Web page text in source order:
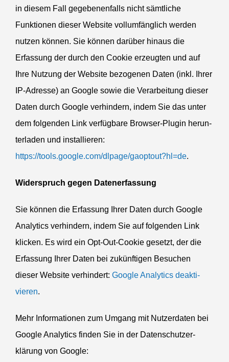
in diesem Fall gegebe­nen­falls nicht sämtliche
Funktionen dieser Website vollum­fänglich werden
nutzen können. Sie können darüber hinaus die
Erfassung der durch den Cookie erzeugten und auf
Ihre Nutzung der Website bezogenen Daten (inkl. Ihrer
IP-Adresse) an Google sowie die Verar­beitung dieser
Daten durch Google verhindern, indem Sie das unter
dem folgenden Link verfügbare Browser-Plugin herun­
ter­laden und instal­lieren:
https://tools.google.com/dlpage/gaoptout?hl=de.
Wider­spruch gegen Datenerfassung
Sie können die Erfassung Ihrer Daten durch Google
Analytics verhindern, indem Sie auf folgenden Link
klicken. Es wird ein Opt-Out-Cookie gesetzt, der die
Erfassung Ihrer Daten bei zukünf­tigen Besuchen
dieser Website verhindert: Google Analytics deakti­
vieren.
Mehr Infor­ma­tionen zum Umgang mit Nutzer­daten bei
Google Analytics finden Sie in der Daten­schutz­er­
klärung von Google: